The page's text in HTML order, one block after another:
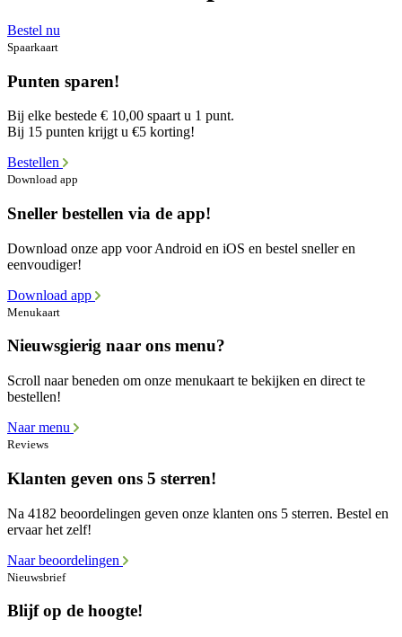
Bestel nu
Spaarkaart
Punten sparen!
Bij elke bestede € 10,00 spaart u 1 punt.
Bij 15 punten krijgt u €5 korting!
Bestellen
Download app
Sneller bestellen via de app!
Download onze app voor Android en iOS en bestel sneller en
eenvoudiger!
Download app
Menukaart
Nieuwsgierig naar ons menu?
Scroll naar beneden om onze menukaart te bekijken en direct te
bestellen!
Naar menu
Reviews
Klanten geven ons 5 sterren!
Na 4182 beoordelingen geven onze klanten ons 5 sterren. Bestel en
ervaar het zelf!
Naar beoordelingen
Nieuwsbrief
Blijf op de hoogte!